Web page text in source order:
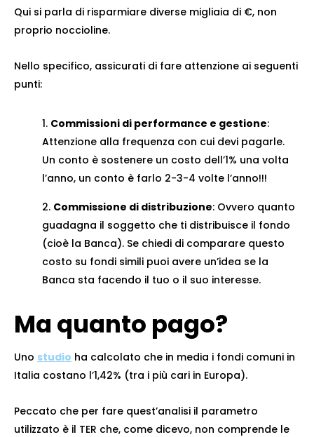
Qui si parla di risparmiare diverse migliaia di €, non
proprio noccioline.
Nello specifico, assicurati di fare attenzione ai seguenti
punti:
Commissioni di performance e gestione:
Attenzione alla frequenza con cui devi pagarle.
Un conto è sostenere un costo dell’1% una volta
l’anno, un conto è farlo 2-3-4 volte l’anno!!!
Commissione di distribuzione: Ovvero quanto
guadagna il soggetto che ti distribuisce il fondo
(cioè la Banca). Se chiedi di comparare questo
costo su fondi simili puoi avere un’idea se la
Banca sta facendo il tuo o il suo interesse.
Ma quanto pago?
Uno studio ha calcolato che in media i fondi comuni in
Italia costano l’1,42% (tra i più cari in Europa).
Peccato che per fare quest’analisi il parametro
utilizzato è il TER che, come dicevo, non comprende le